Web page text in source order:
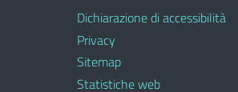
Dichiarazione di accessibilità
Privacy
Sitemap
Statistiche web